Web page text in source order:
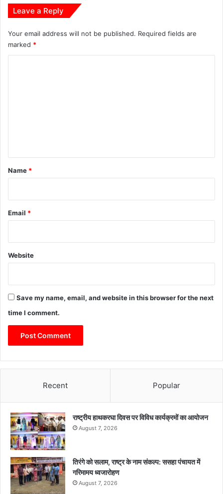
ई
नी
Leave a Reply
Your email address will not be published. Required fields are
marked *
*
Name *
Email *
Website
Save my name, email, and website in this browser for the next
time I comment.
Recent Popular
राष्ट्रीय हाथकरघा दिवस पर विविध कार्यक्रमों का आयोजन
August 7, 2026
तिरंगे को सलाम, राष्ट्र के नाम संकल्प: ससहा पंचायत में
गरिमामय ध्वजारोहण
August 7, 2026